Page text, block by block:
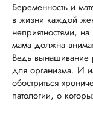
Беременность и
в жизни каждой
неприятностями,
мама должна
Ведь вынашивание
для организма. И
обостриться
патологии, о